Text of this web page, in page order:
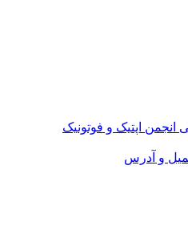
اپتیک و فوتونیک
و آدرس